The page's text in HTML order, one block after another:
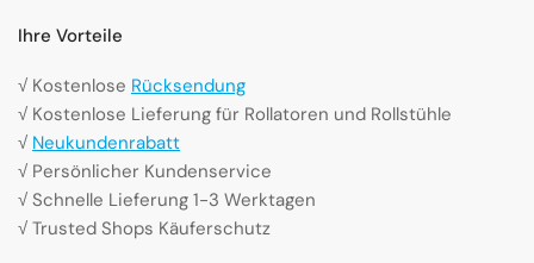
Ihre Vorteile
√ Kostenlose Rücksendung
√ Kostenlose Lieferung für Rollatoren und Rollstühle
√ Neukundenrabatt
√ Persönlicher Kundenservice
√ Schnelle Lieferung 1-3 Werktagen
√ Trusted Shops Käuferschutz